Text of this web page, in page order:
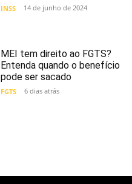
INSS 14 de junho de 2024
MEI tem direito ao FGTS?
Entenda quando o benefício
pode ser sacado
FGTS 6 dias atrás